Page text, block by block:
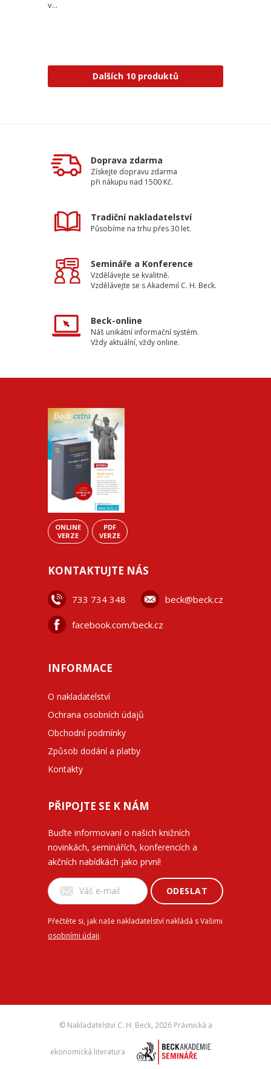
v...
Dalších 10 produktů
Doprava zdarma
Získejte dopravu zdarma
při nákupu nad 1500 Kč.
Tradiční nakladatelství
Působíme na trhu přes 30 let.
Semináře a Konference
Vzdělávejte se kvalitně.
Vzdělávejte se s Akademií C. H. Beck.
Beck-online
Náš unikátní informační systém.
Vždy aktuální, vždy online.
ONLINE
VERZE
PDF
VERZE
KONTAKTUJTE NÁS
733 734 348 beck@beck.cz
facebook.com/beck.cz
INFORMACE
O nakladatelství
Ochrana osobních údajů
Obchodní podmínky
Způsob dodání a platby
Kontakty
PŘIPOJTE SE K NÁM
Buďte informovaní o našich knižních
novinkách, seminářích, konferencích a
akčních nabídkách jako první!
ODESLAT
Přečtěte si, jak naše nakladatelství nakládá s Vašimi
osobními údaji.
© Nakladatelství C. H. Beck, 2026 Právnická a
ekonomická literatura